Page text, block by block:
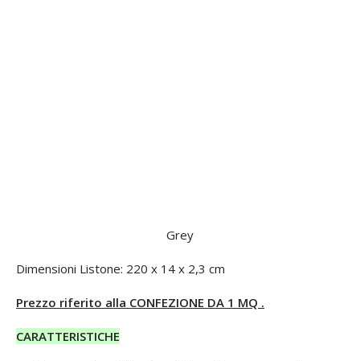
Grey
Dimensioni Listone: 220 x 14 x 2,3 cm
Prezzo riferito alla CONFEZIONE DA 1 MQ .
CARATTERISTICHE